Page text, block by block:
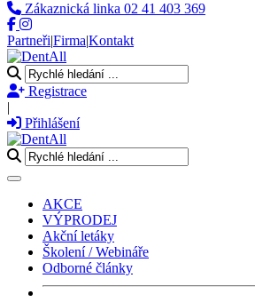
Zákaznická linka 02 41 403 369
Partneři|Firma|Kontakt
Registrace
|
Přihlášení
Toggle navigation
AKCE
VÝPRODEJ
Akční letáky
Školení / Webináře
Odborné články